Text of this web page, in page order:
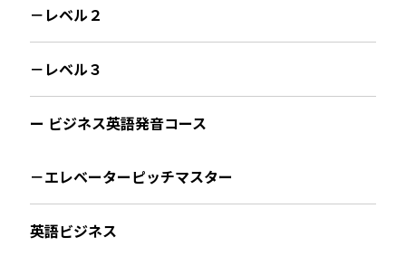
－レベル２
－レベル３
ー ビジネス英語発音コース
－エレベーターピッチマスター
英語ビジネス